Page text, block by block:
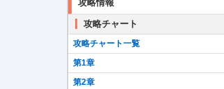
攻略情報
攻略チャート
攻略チャート一覧
第1章
第2章